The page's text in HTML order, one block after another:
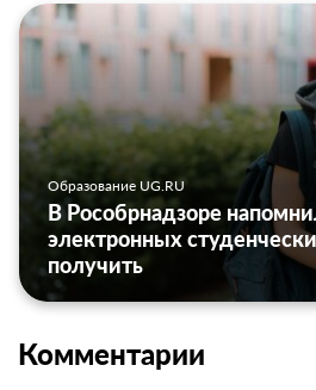
Образование UG.RU
В Рособрнадзоре
электронных
получить
Комментарии